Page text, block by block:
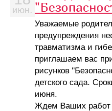
июн.
Уважаемые
предупреждения
травматизма и
приглашаем вас
рисунков
детского сада.
июня.
Ждем Ваших работ